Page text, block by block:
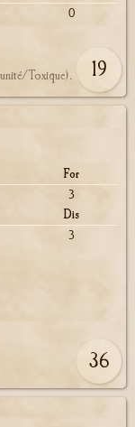
0
Toxique). 19
For
3
Dis
3
36